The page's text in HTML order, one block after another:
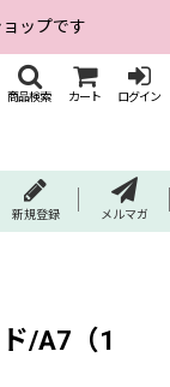
ップです
商品検索 カート ログイン
新規登録 メルマガ
/A7（1